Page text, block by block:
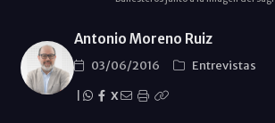
Antonio Moreno Ruiz
03/06/2016
Entrevistas
X